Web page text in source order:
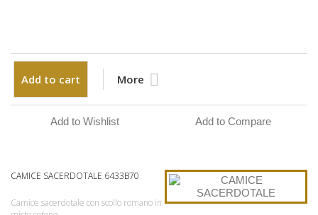
Add to cart More
Add to Wishlist Add to Compare
CAMICE SACERDOTALE 6433B70
Camice sacerdotale con scollo romano in